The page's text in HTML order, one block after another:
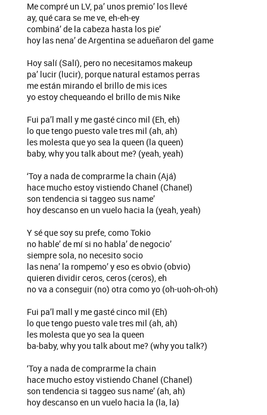
Me compré un LV, pa’ unos premio’ los llevé
ay, qué cara sе me ve, eh-eh-ey
combiná’ de la cabeza hasta los pie’
hoy las nena’ de Argentina se adueñaron del game
Hoy salí (Salí), pero no necesitamos makeup
pa’ lucir (lucir), porque natural estamos perras
me están mirando el brillo de mis ices
yo estoy chequeando el brillo de mis Nike
Fui pa’l mall y me gasté cinco mil (Eh, eh)
lo que tengo puesto vale tres mil (ah, ah)
les molesta que yo sea la queen (la queen)
baby, why you talk about me? (yeah, yeah)
‘Toy a nada de comprarme la chain (Ajá)
hace mucho estoy vistiendo Chanel (Chanel)
son tendencia si taggeo sus name’
hoy descanso en un vuelo hacia la (yeah, yeah)
Y sé que soy su prefe, como Tokio
no hable’ de mí si no habla’ de negocio’
siempre sola, no necesito socio
las nena’ la rompemo’ y eso es obvio (obvio)
quieren dividir ceros, ceros (ceros), eh
no va a conseguir (no) otra como yo (oh-uoh-oh-oh)
Fui pa’l mall y me gasté cinco mil (Eh)
lo que tengo puesto vale tres mil (ah, ah)
les molesta que yo sea la queen
ba-baby, why you talk about me? (why you talk?)
‘Toy a nada de comprarme la chain
hace mucho estoy vistiendo Chanel (Chanel)
son tendencia si taggeo sus name’ (ah, ah)
hoy descanso en un vuelo hacia la (la, la)